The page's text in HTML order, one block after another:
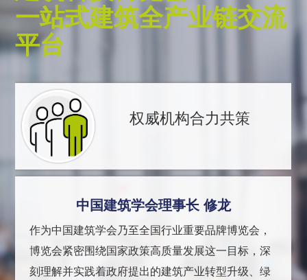
一站式建筑全产业链交流
平台
权威机构合力共策
中国建筑学会理事长 修龙
作为中国建筑学会乃至全国行业重要品牌博览会，
博览会紧密围绕国家政策高质量发展这一目标，深
刻理解并实践着政府提出的建筑产业转型升级、绿